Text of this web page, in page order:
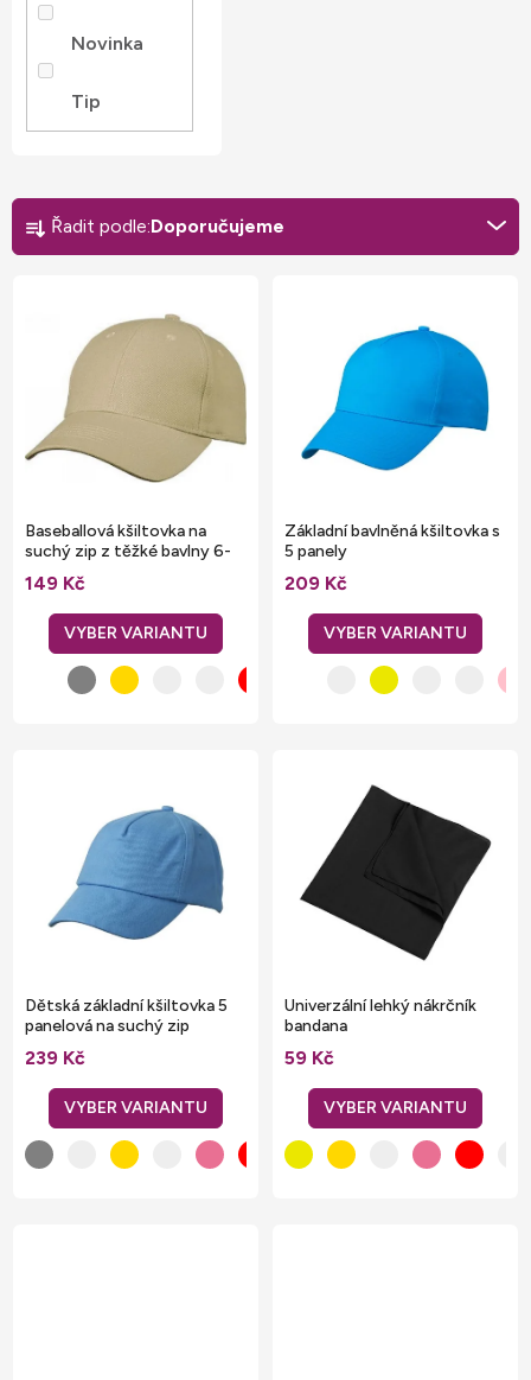
Novinka
Tip
Ř
z
o
Řadit podle:Doporučujeme
p
o
d
u
Baseballová kšiltovka na
suchý zip z těžké bavlny 6-
149 Kč
Základní bavlněná kšiltovka s
5 panely
209 Kč
Dětská základní kšiltovka 5
panelová na suchý zip
239 Kč
Univerzální lehký nákrčník
bandana
59 Kč